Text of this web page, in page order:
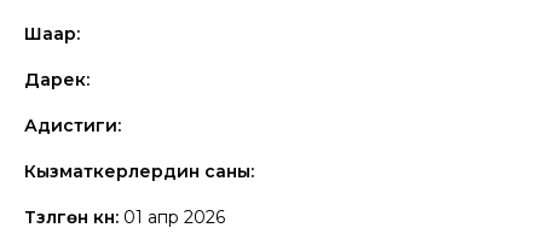
Шаар:
Дарек:
Адистиги:
Кызматкерлердин саны:
Түзүлгөн күнү: 01 апр 2026